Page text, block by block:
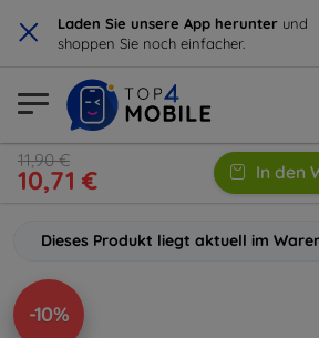
× Laden Sie unsere App herunter und
shoppen Sie noch einfacher.
11,90 €
10,71 € In den
Dieses Produkt liegt aktuell im
-10%